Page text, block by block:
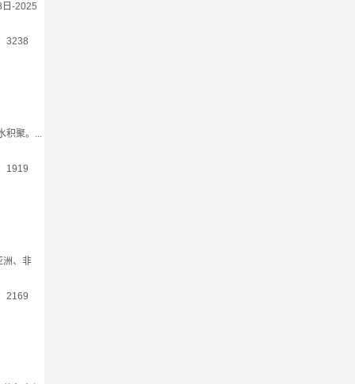
日-2025
3238
积聚。...
1919
洲、非
2169